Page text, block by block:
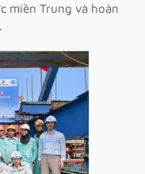
miền Trung và hoàn